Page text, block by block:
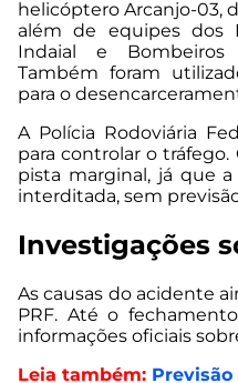
helicóptero Arcanjo-03,
além de equipes dos
Indaial e Bombeiros
Também foram
para o
A Polícia Rodoviária
para controlar o
pista marginal, já que
interditada, sem
Investigações
As causas do acidente
PRF. Até o
informações oficiais
Leia também: Previsão